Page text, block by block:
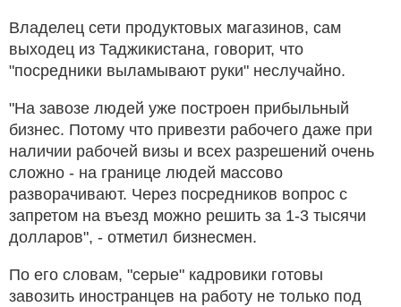
Владелец сети продуктовых магазинов, сам
выходец из Таджикистана, говорит, что
"посредники выламывают руки" неслучайно.
"На завозе людей уже построен прибыльный
бизнес. Потому что привезти рабочего даже при
наличии рабочей визы и всех разрешений очень
сложно - на границе людей массово
разворачивают. Через посредников вопрос с
запретом на въезд можно решить за 1-3 тысячи
долларов", - отметил бизнесмен.
По его словам, "серые" кадровики готовы
завозить иностранцев на работу не только под